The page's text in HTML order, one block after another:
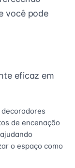
você pode
eficaz em
de encenação
o espaço como